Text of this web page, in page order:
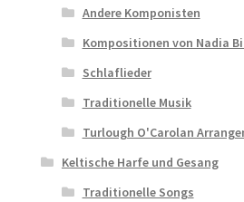
Andere Komponisten
Kompositionen von Nadia
Schlaflieder
Traditionelle Musik
Turlough O'Carolan
Keltische Harfe und Gesang
Traditionelle Songs